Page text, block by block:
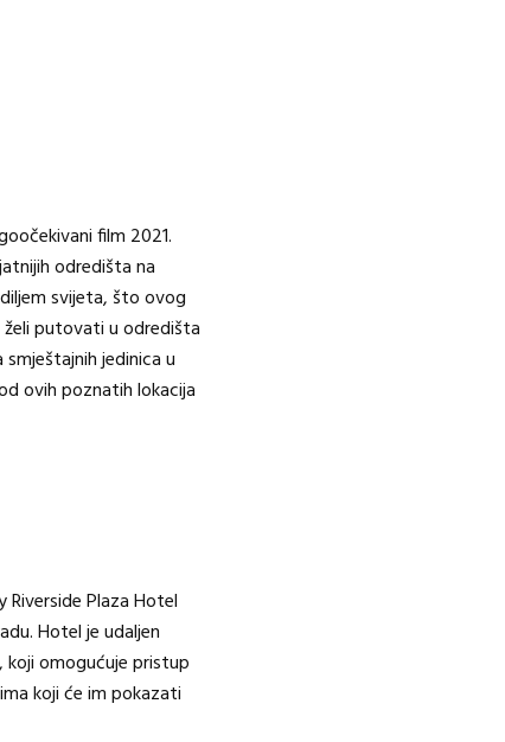
film 2021.
odredišta na
svijeta, što ovog
želi putovati u odredišta
jedinica u
ovih poznatih lokacija
Riverside Plaza Hotel
Hotel je udaljen
koji omogućuje pristup
koji će im pokazati